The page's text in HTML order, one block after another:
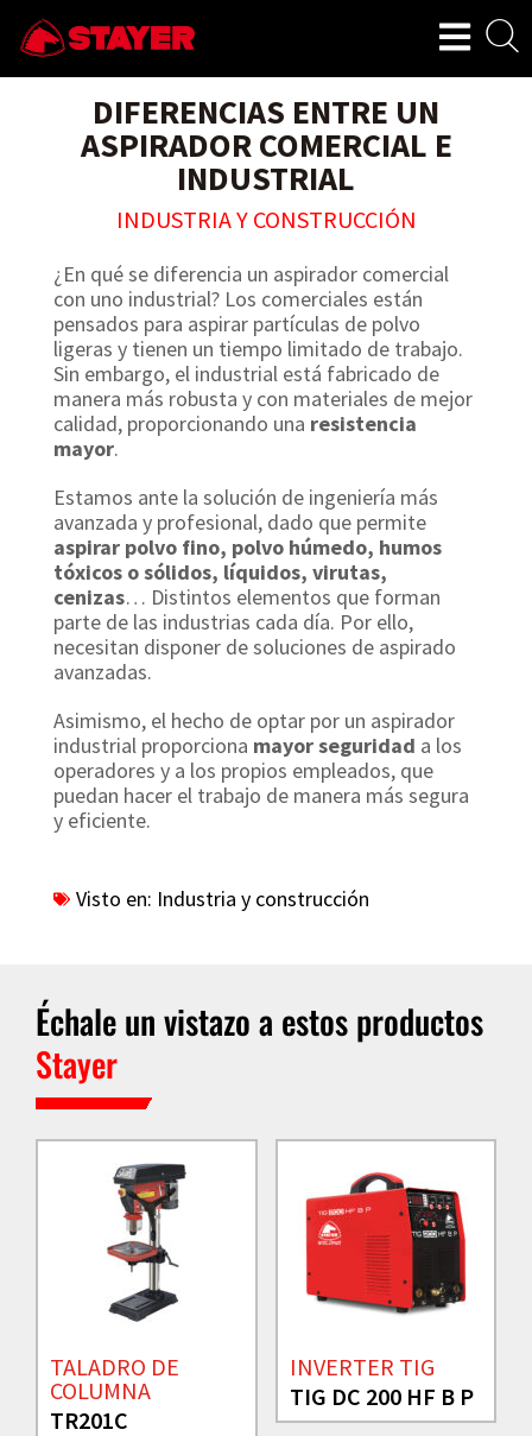
DIFERENCIAS ENTRE UN
ASPIRADOR COMERCIAL E
INDUSTRIAL
INDUSTRIA Y CONSTRUCCIÓN
¿En qué se diferencia un aspirador comercial
con uno industrial? Los comerciales están
pensados para aspirar partículas de polvo
ligeras y tienen un tiempo limitado de trabajo.
Sin embargo, el industrial está fabricado de
manera más robusta y con materiales de mejor
calidad, proporcionando una resistencia
mayor.
Estamos ante la solución de ingeniería más
avanzada y profesional, dado que permite
aspirar polvo fino, polvo húmedo, humos
tóxicos o sólidos, líquidos, virutas,
cenizas… Distintos elementos que forman
parte de las industrias cada día. Por ello,
necesitan disponer de soluciones de aspirado
avanzadas.
Asimismo, el hecho de optar por un aspirador
industrial proporciona mayor seguridad a los
operadores y a los propios empleados, que
puedan hacer el trabajo de manera más segura
y eficiente.
Visto en: Industria y construcción
Échale un vistazo a estos productos
Stayer
TALADRO DE
COLUMNA
TR201C
INVERTER TIG
TIG DC 200 HF B P